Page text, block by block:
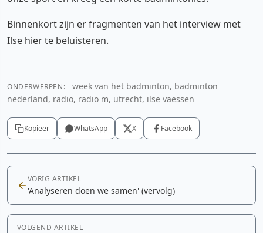
Binnenkort zijn er fragmenten van het interview met
Ilse hier te beluisteren.
ONDERWERPEN:
week van het badminton, badminton
nederland, radio, radio m, utrecht, ilse vaessen
Kopieer WhatsApp X Facebook
VORIG ARTIKEL
'Analyseren doen we samen' (vervolg)
VOLGEND ARTIKEL